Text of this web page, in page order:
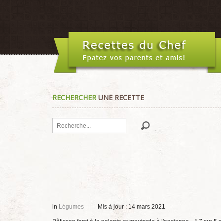
RECHERCHERUNE RECETTE
Rechercher
in Légumes Mis à jour : 14 mars 2021